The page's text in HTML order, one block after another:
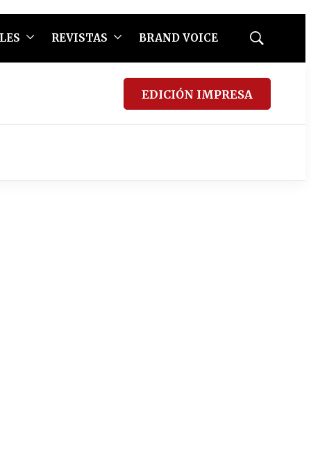
REVISTAS BRAND VOICE
Mostrar
EDICIÓN IMPRESA